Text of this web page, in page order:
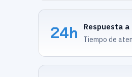
24h Respuesta
Tiempo de